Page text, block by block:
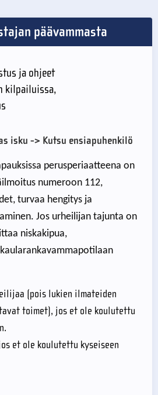
päävammasta
ja ohjeet
kilpailuissa,
isku -> Kutsu ensiapuhenkilö
perusperiaatteena on
numeroon 112,
turvaa hengitys ja
Jos urheilijan tajunta on
niskakipua,
(pois lukien ilmateiden
toimet), jos et ole koulutettu
et ole koulutettu kyseiseen